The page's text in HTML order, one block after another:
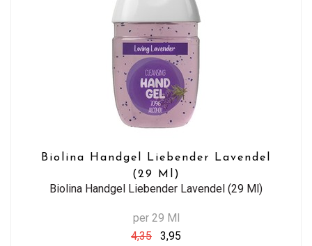
Biolina Handgel Liebender Lavendel
(29 Ml)
Biolina Handgel Liebender Lavendel (29 Ml)
per 29 Ml
4,35
3,95